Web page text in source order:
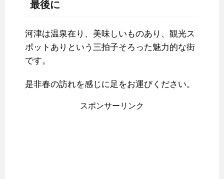
最後に
河津は温泉在り、美味しいものあり、観光ス
ポットありという三拍子そろった魅力的な街
です。
是非春の訪れを感じに足をお運びください。
スポンサーリンク